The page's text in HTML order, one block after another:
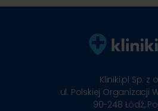
Kliniki.pl Sp. z
ul. Polskiej Organizacji
90-248 Łódź,